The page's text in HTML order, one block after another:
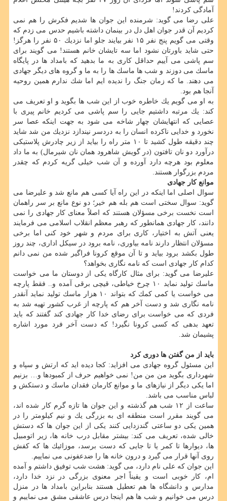
آمادگی كردند!
علی رضا می گوید: شرمنده این جوان ها شدیم فكرش را هم نمی
كردیم آن قدر جوان اهل دل در بینمان داشته باشیم حدس می زدم كه
وقتی می گویم پنج نفر ۱۵ نفر بیایند جلو اما نزدیك ۵۰ نفر را هرگز!
حتی شاید باورتان نشود اما سه تایشان خانم هستند! می گویند برای
سم پاشی می آییم حداقل كاری به ما بدهید كه بامداد ها در پایگاه
ماسك می دوزند و شب ها ماسك ها را به ما و گروه های دیگر جهادی
می دهند. ما كه زمان جنگ را ندیده ایم اما شك ندارم همین روحیه
آنجا هم بود.
به او می گویم یك خاطره خوب از این شب ها بگوید و او تعریف می
كند: یك مرتبه داشتیم جایی را سم پاشی می كردیم خانم پیری با
عصایی كه انتهایشان چهار شاخه می شود به جهت اینكه عصا سر
نخورد و خدایی ناكرده انسان را به دردسر نیندازد نزدیك من شد شاید
چند دقیقه طول كشید تا ۱۰ متر راه را بیاید از زیر چادرش پلاستیكی
درآورد دو نان تافتون (در گویش شاهرود همان نان شیرمال) به ما داد
معلوم بود هرچه دارد آورده و آن شب خیلی گریه كردم كه چقدر
مردم بزرگوار هستند.
موانع كار جهادی
سوال اصلی اما اینكه در این راه آیا كسی هم مانع شد و علیرضا می
گوید: سوال سختی است هم بله هم خیر؛ دو نوع مانع بر سر راهمان
است نخست برخی مسؤلان هستند كه اصلاً معنای كار جهادی را نمی
دانند، كار جهادی همانطور كه رهبر معظم انقلاب اسلامی می فرمایند
یعنی آتش به اختیار، كاری برای مردم و شهر خود كنی اما برخی
مسؤلان انتظار دارند نامه بیاوری، نامه برود در سیكل اداری، چند روز
طول بكشد برود بیاید و تا آن موقع كرونا فراگیر شده من نمی دانم
كدام كار جهادی است كه نامه نگاری بخواهد؟
علیرضا می گوید: برای مثال كارگاه یكی از دوستان ما می خواست
ماسك تولید نماید ۱۰ چرخ خیاطی، قیچی برقی آمده و.. فقط پارچه
می خواست یا كمی كمك كه بتواند ۱۰ هزار ماسك تولید نماید آنقدر
نامه نگاری شد و دست آخر هم كه پارچه از غرب كشور تهیه شد به
فردی كه می خواست برای رضای خدا كار جهادی كند گفتند كه باید
تعهد بدهی كه كسی كرونا نگیرد! كه دست آخر فرد مورد اشاره
پشیمان شد.
باید از من گفتن ها دوری كرد
این مسئول گروه جهادی می افزاید: كجا دیده اید كه ارتش و سپاه و
شهرداری بگوید من من من! نمی خواهیم حرف از كمبودها و… بزنیم
اما یكی دیگر از نیازهای ما و موانع كارمان فقدان ماسك و دستكش و
لباس مناسب می باشد.
ساعت از ۱۲ شب هم گذشته و این جوان ها تازه گرم كار شده اند،
می گویند مقرر است منطقه ای به بزرگی یك و نیم كیلومتر را در
همین یكی دو ساعتی گندزدایی كنند یكی از این جوان ها كه دستش
خالی شده، تعریف می كند: بیشتر مقابل درب خانه ها، زیر اتومبیل
ها، دیوارها تا كمر یا تا جایی كه دست برسد، موزائیك ها كه كفش
روی آنها قرار می گیرد و درون خانه ها را ضدعفونی می نماییم.
این جوان كه علی نام دارد، می گوید: هشت شب توفیق داشتم و آمده
ام، كار خوبی است و یقیناً اجر معنوی بزرگی در نزد خدا دارد،
مدارس و دانشگاه ها هم تعطیل هستند بنابراین بامداد ها در منزل
درس می خوانیم و شب ها هم اینجا درس عاشقی مشق می نماییم و